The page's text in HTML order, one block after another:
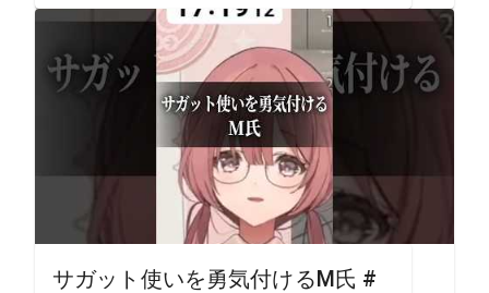
サガット使いを勇気付けるM氏 #